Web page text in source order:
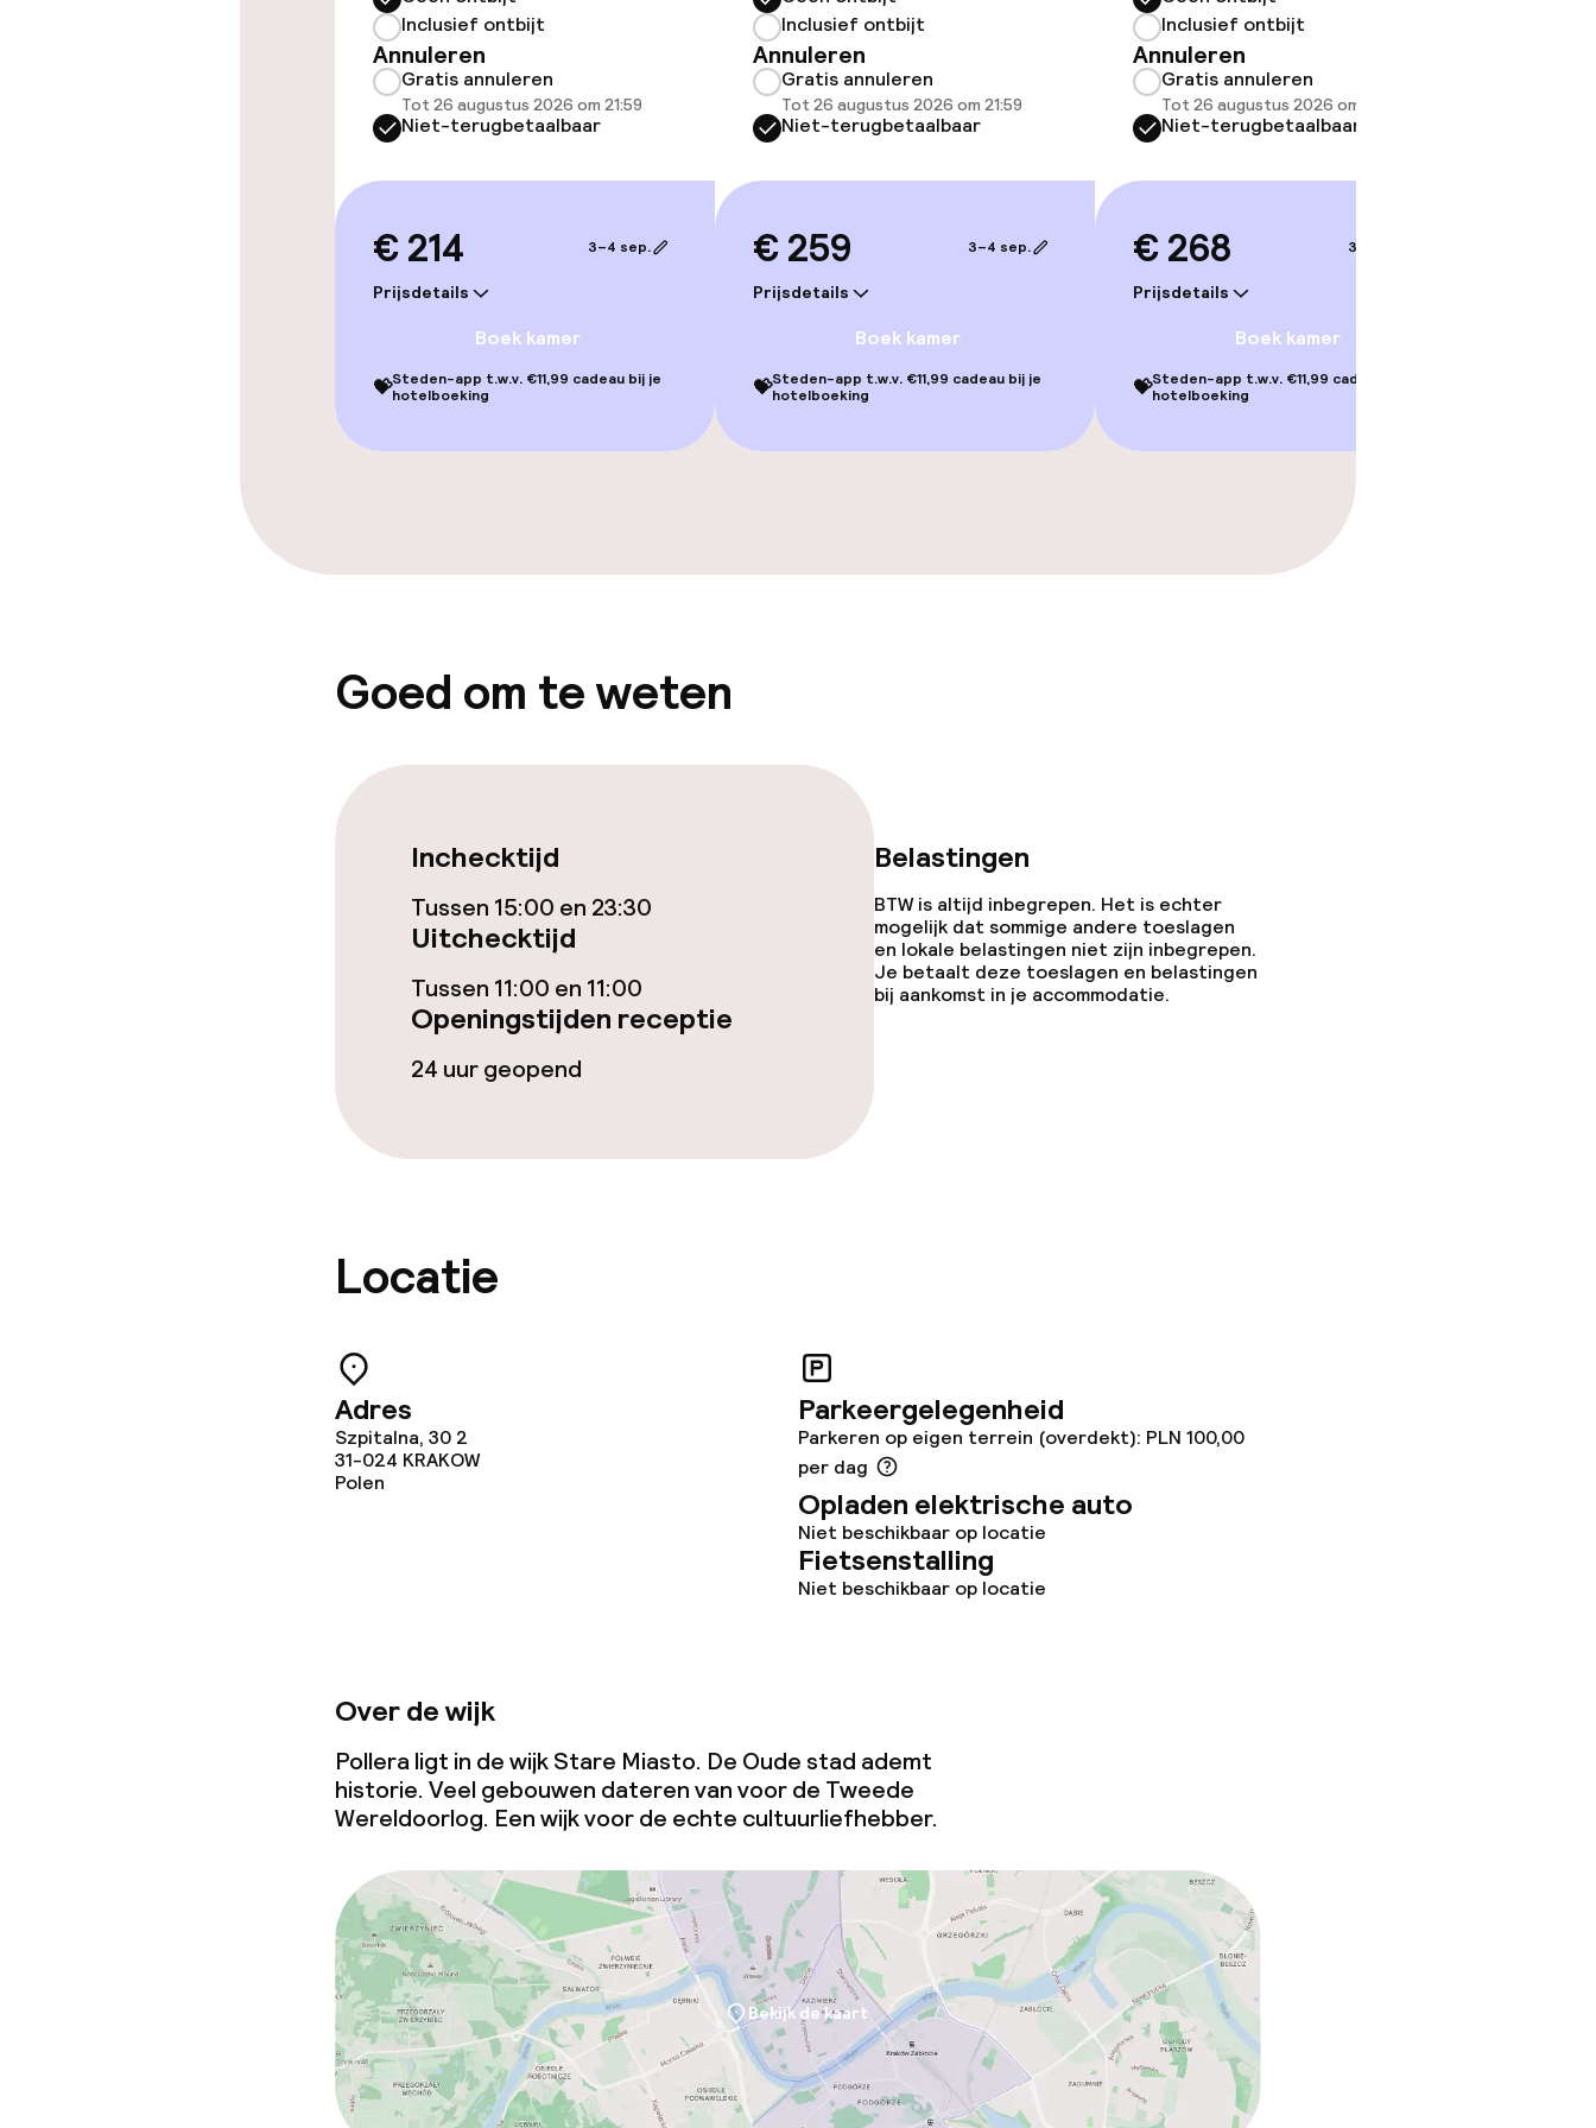
Gratis wifi
Schoonmaakvoorzieningen
Wasservice
Overal rookvrij
Kleine huisdieren toegestaan
Inclusief ontbijt
Annuleren
Gratis annuleren
Tot 26 augustus 2026 om 21:59
Niet-terugbetaalbaar
€ 214
Prijsdetails
3–4 sep.
Boek kamer
💝Steden-app t.w.v. €11,99 cadeau bij je
hotelboeking
Inclusief ontbijt
Annuleren
Gratis annuleren
Tot 26 augustus 2026 om 21:59
Niet-terugbetaalbaar
€ 259
Prijsdetails
3–4 sep.
Boek kamer
💝Steden-app t.w.v. €11,99 cadeau bij je
hotelboeking
Inclusief ontbijt
Annuleren
Gratis annuleren
Tot 26 augustus 2026 om 21:59
Niet-terugbetaalbaar
€ 268
Prijsdetails
3–4 sep.
Boek kamer
💝Steden-app t.w.v. €11,99 cadeau bij je
hotelboeking
Goed om te weten
Inchecktijd
Tussen 15:00 en 23:30
Uitchecktijd
Tussen 11:00 en 11:00
Openingstijden receptie
24 uur geopend
Belastingen
BTW is altijd inbegrepen. Het is echter
mogelijk dat sommige andere toeslagen
en lokale belastingen niet zijn inbegrepen.
Je betaalt deze toeslagen en belastingen
bij aankomst in je accommodatie.
Locatie
Adres
Szpitalna, 30 2
31-024 KRAKOW
Polen
Parkeergelegenheid
Parkeren op eigen terrein (overdekt): PLN 100,00
per dag
Opladen elektrische auto
Niet beschikbaar op locatie
Fietsenstalling
Niet beschikbaar op locatie
Over de wijk
Pollera ligt in de wijk Stare Miasto. De Oude stad ademt
historie. Veel gebouwen dateren van voor de Tweede
Wereldoorlog. Een wijk voor de echte cultuurliefhebber.
Bekijk de kaart